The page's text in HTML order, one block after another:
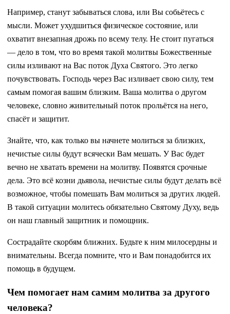
Например, станут забываться слова, или Вы собьётесь с
мысли. Может ухудшиться физическое состояние, или
охватит внезапная дрожь по всему телу. Не стоит пугаться
— дело в том, что во время такой молитвы Божественные
силы изливают на Вас поток Духа Святого. Это легко
почувствовать. Господь через Вас изливает свою силу, тем
самым помогая вашим близким. Ваша молитва о другом
человеке, словно живительный поток прольётся на него,
спасёт и защитит.
Знайте, что, как только вы начнете молиться за близких,
нечистые силы будут всячески Вам мешать. У Вас будет
вечно не хватать времени на молитву. Появятся срочные
дела. Это всё козни дьявола, нечистые силы будут делать всё
возможное, чтобы помешать Вам молиться за других людей.
В такой ситуации молитесь обязательно Святому Духу, ведь
он наш главный защитник и помощник.
Сострадайте скорбям ближних. Будьте к ним милосердны и
внимательны. Всегда помните, что и Вам понадобится их
помощь в будущем.
Чем помогает нам самим молитва за другого
человека?